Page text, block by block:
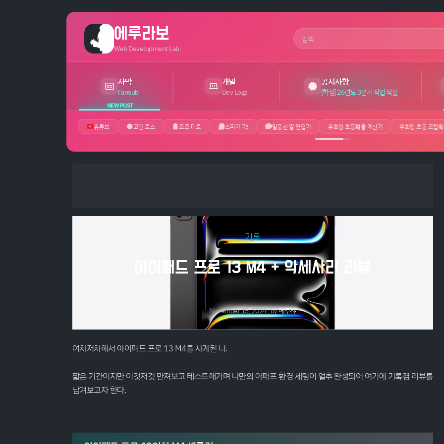
에루라보
Web Development Lab. 사이트 검색어
자막
Fansub
NEW POST
최근 24시간 내 새 게시글 있음
개발
Dev Logs
공지사항
[확정] 26년도 3분기 작업 작품
유튜브 코인 토스 죠죠 타로 스피키 픽! 말풍선 짤 편집기 유희왕 초동확률 계산기 유희왕 초동 조합
기록
아이패드 프로 13 M4 + 악세사리 리뷰
November 15, 2024 by에루샤
여차저차해서 아이패드 프로 13 M4를 사게된 나.
짧은 기간이지만 이것저것 만져보고 테스트해가며 나만의 아패프 환경 세팅이 얼추 완성되어 여기에 기록겸 리뷰를
남겨보고자 한다.